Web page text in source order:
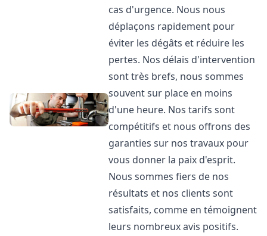
cas d'urgence. Nous nous
déplaçons rapidement pour
éviter les dégâts et réduire les
pertes. Nos délais d'intervention
sont très brefs, nous sommes
souvent sur place en moins
d'une heure. Nos tarifs sont
compétitifs et nous offrons des
garanties sur nos travaux pour
vous donner la paix d'esprit.
Nous sommes fiers de nos
résultats et nos clients sont
satisfaits, comme en témoignent
leurs nombreux avis positifs.